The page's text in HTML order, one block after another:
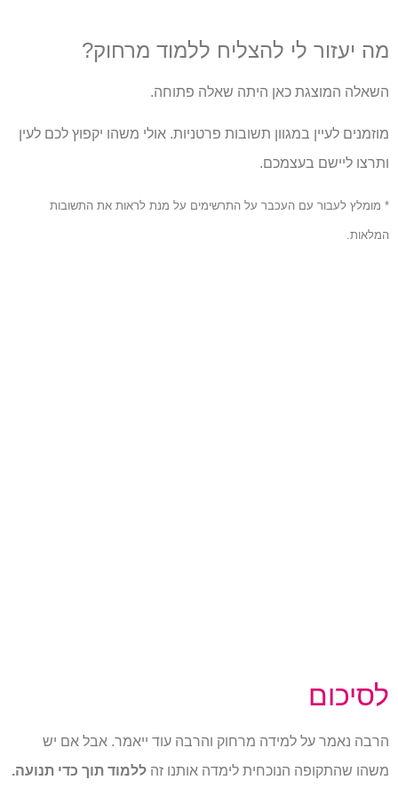
מה יעזור לי להצליח ללמוד מרחוק?
השאלה המוצגת כאן היתה שאלה פתוחה.
מוזמנים לעיין במגוון תשובות פרטניות. אולי משהו יקפוץ לכם לעין
ותרצו ליישם בעצמכם.
* מומלץ לעבור עם העכבר על התרשימים על מנת לראות את התשובות
המלאות.
לסיכום
הרבה נאמר על למידה מרחוק והרבה עוד ייאמר. אבל אם יש
משהו שהתקופה הנוכחית לימדה אותנו זה ללמוד תוך כדי תנועה.